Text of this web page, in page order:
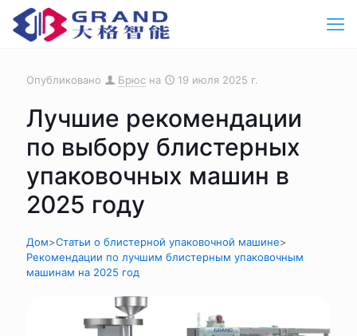
Опубликовано Брюс на 19 июля 2025 г.
Лучшие рекомендации
по выбору блистерных
упаковочных машин в
2025 году
Дом>Статьи о блистерной упаковочной машине>
Рекомендации по лучшим блистерным упаковочным
машинам на 2025 год